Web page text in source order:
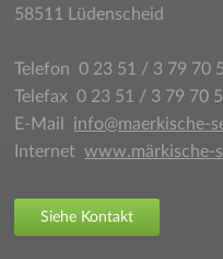
58511 Lüdenscheid
Telefon 0 23 51 / 3 79 70
Telefax 0 23 51 / 3 79 70
E-Mail info@maerkische-
Internetwww.märkische-
Siehe Kontakt